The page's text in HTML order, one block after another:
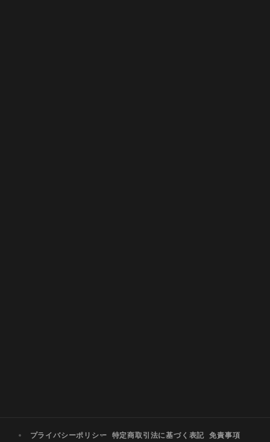
プライバシーポリシー 特定商取引法に基づく表記 免責事項